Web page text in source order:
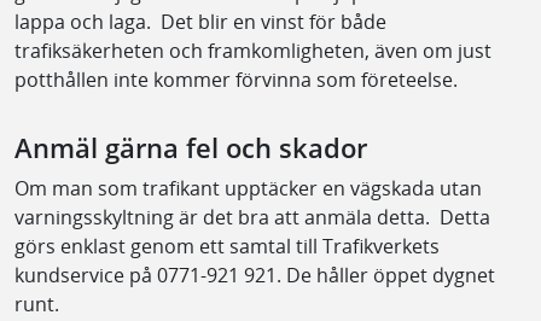
lappa och laga. Det blir en vinst för både
trafiksäkerheten och framkomligheten, även om just
potthållen inte kommer förvinna som företeelse.
Anmäl gärna fel och skador
Om man som trafikant upptäcker en vägskada utan
varningsskyltning är det bra att anmäla detta. Detta
görs enklast genom ett samtal till Trafikverkets
kundservice på 0771-921 921. De håller öppet dygnet
runt.